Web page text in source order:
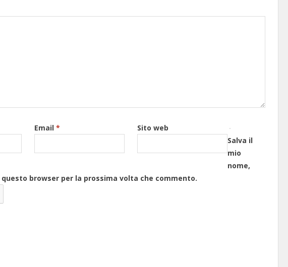
Email *
Sito web
Salva il
mio
nome,
browser per la prossima volta che commento.